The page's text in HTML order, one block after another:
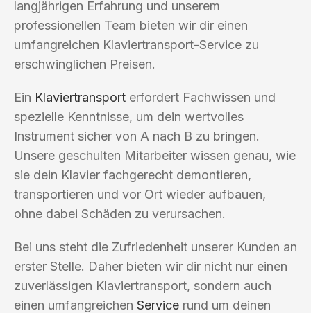
langjährigen Erfahrung und unserem
professionellen Team bieten wir dir einen
umfangreichen Klaviertransport-Service zu
erschwinglichen Preisen.
Ein Klaviertransport erfordert Fachwissen und
spezielle Kenntnisse, um dein wertvolles
Instrument sicher von A nach B zu bringen.
Unsere geschulten Mitarbeiter wissen genau, wie
sie dein Klavier fachgerecht demontieren,
transportieren und vor Ort wieder aufbauen,
ohne dabei Schäden zu verursachen.
Bei uns steht die Zufriedenheit unserer Kunden an
erster Stelle. Daher bieten wir dir nicht nur einen
zuverlässigen Klaviertransport, sondern auch
einen umfangreichen Service rund um deinen